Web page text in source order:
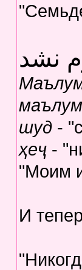
نشد
шуд -
ҳеҷ -
"Моим
И